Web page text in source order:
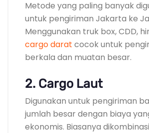
Metode yang paling banyak
untuk pengiriman Jakarta ke
Menggunakan truk box, CDD,
cargo darat cocok untuk
berkala dan muatan besar.
2. Cargo Laut
Digunakan untuk pengiriman
jumlah besar dengan biaya
ekonomis. Biasanya